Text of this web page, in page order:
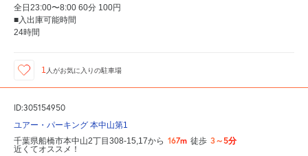
全日23:00〜8:00 60分 100円
■入出庫可能時間
24時間
1 人がお気に入りの駐車場
ID:305154950
ユアー・パーキング 本中山第1
千葉県船橋市本中山2丁目308-15,17から 167m 徒歩 3～5分
近くてオススメ！